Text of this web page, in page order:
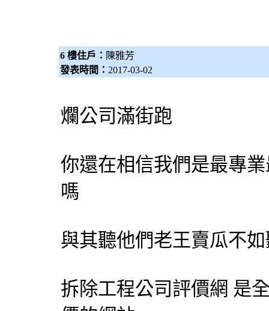
6 樓住戶： 陳雅芳
發表時間： 2017-03-02
爛公司滿街跑
你還在相信我們是最專
嗎
與其聽他們老王賣瓜不
拆除工程公司評價網 是